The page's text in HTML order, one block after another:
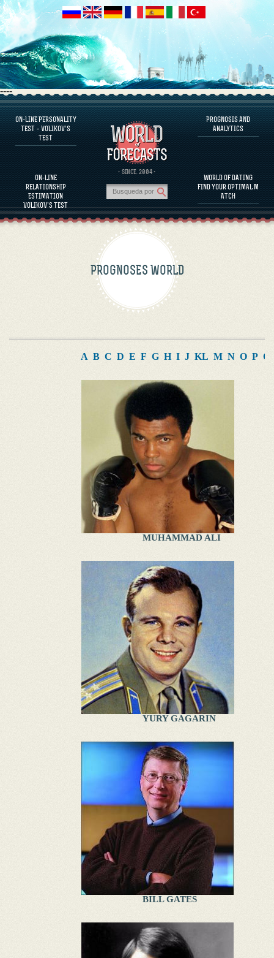
----
ON-LINE PERSONALITY
TEST – VOLIKOV’S
TEST
ON-LINE
RELATIONSHIP
ESTIMATION
VOLIKOV’S TEST
· SINCE. 2004 ·
PROGNOSIS AND
ANALYTICS
WORLD OF DATING
FIND YOUR OPTIMAL M
ATCH
FAQS
DEFINE ONE’S PERSONALITY
FAMOUS PERSONALITIES
FAQS
CALCULATE RELATIONSHIP COMPATIBILITY
PROGNOSIS AND ANALYTICS
PROGNOSES WORLD
A B C D E F G H I J KL M N O P Q
MUHAMMAD ALI
YURY GAGARIN
BILL GATES